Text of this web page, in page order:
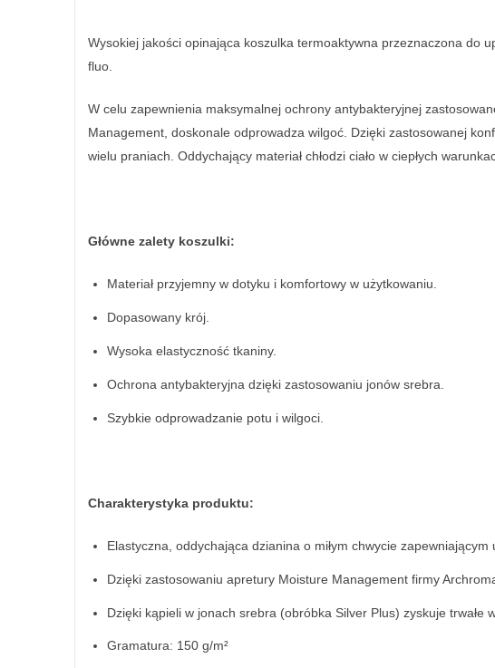
Wysokiej jakości opinająca koszulka termoaktywna przeznaczona do
fluo.
W celu zapewnienia maksymalnej ochrony antybakteryjnej
Management, doskonale odprowadza wilgoć. Dzięki zastosowanej
wielu praniach. Oddychający materiał chłodzi ciało w ciepłych
Główne zalety koszulki:
Materiał przyjemny w dotyku i komfortowy w użytkowaniu.
Dopasowany krój.
Wysoka elastyczność tkaniny.
Ochrona antybakteryjna dzięki zastosowaniu jonów srebra.
Szybkie odprowadzanie potu i wilgoci.
Charakterystyka produktu:
Elastyczna, oddychająca dzianina o miłym chwycie zapewniającym
Dzięki zastosowaniu apretury Moisture Management firmy
Dzięki kąpieli w jonach srebra (obróbka Silver Plus) zyskuje trwałe
Gramatura: 150 g/m²